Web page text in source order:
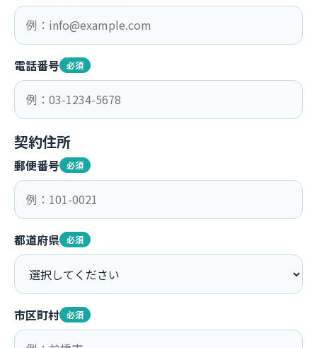
電話番号 必須
契約住所
郵便番号 必須
都道府県 必須
市区町村 必須